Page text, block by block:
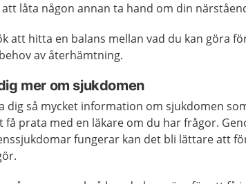
låta någon annan ta hand om din
att hitta en balans mellan vad du kan göra
av återhämtning.
mer om sjukdomen
dig så mycket information om sjukdomen
få prata med en läkare om du har frågor.
fungerar kan det bli lättare att